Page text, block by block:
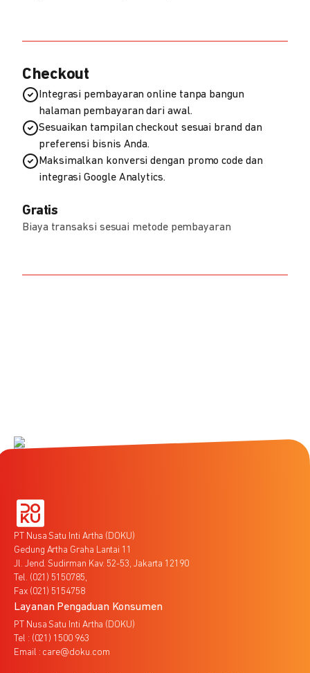
Checkout
Integrasi pembayaran online tanpa bangun
halaman pembayaran dari awal.
Sesuaikan tampilan checkout sesuai brand dan
preferensi bisnis Anda.
Maksimalkan konversi dengan promo code dan
integrasi Google Analytics.
Gratis
Biaya transaksi sesuai metode pembayaran
PT Nusa Satu Inti Artha (DOKU)
Gedung Artha Graha Lantai 11
Jl. Jend. Sudirman Kav. 52-53, Jakarta 12190
Tel. (021) 5150785,
Fax (021) 5154758
Layanan Pengaduan Konsumen
PT Nusa Satu Inti Artha (DOKU)
Tel : (021) 1500 963
Email : care@doku.com